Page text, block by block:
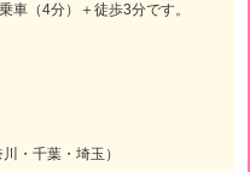
車（4分）＋徒歩3分です。
・千葉・埼玉）